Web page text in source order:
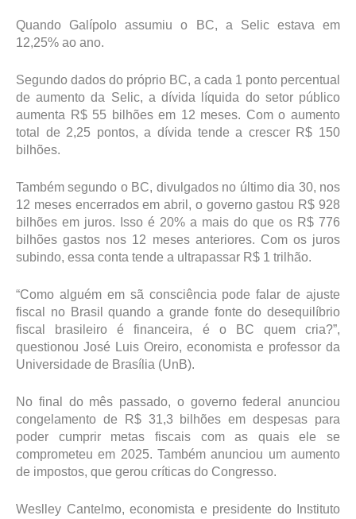
Quando Galípolo assumiu o BC, a Selic estava em
12,25% ao ano.
Segundo dados do próprio BC, a cada 1 ponto percentual
de aumento da Selic, a dívida líquida do setor público
aumenta R$ 55 bilhões em 12 meses. Com o aumento
total de 2,25 pontos, a dívida tende a crescer R$ 150
bilhões.
Também segundo o BC, divulgados no último dia 30, nos
12 meses encerrados em abril, o governo gastou R$ 928
bilhões em juros. Isso é 20% a mais do que os R$ 776
bilhões gastos nos 12 meses anteriores. Com os juros
subindo, essa conta tende a ultrapassar R$ 1 trilhão.
“Como alguém em sã consciência pode falar de ajuste
fiscal no Brasil quando a grande fonte do desequilíbrio
fiscal brasileiro é financeira, é o BC quem cria?”,
questionou José Luis Oreiro, economista e professor da
Universidade de Brasília (UnB).
No final do mês passado, o governo federal anunciou
congelamento de R$ 31,3 bilhões em despesas para
poder cumprir metas fiscais com as quais ele se
comprometeu em 2025. Também anunciou um aumento
de impostos, que gerou críticas do Congresso.
Weslley Cantelmo, economista e presidente do Instituto